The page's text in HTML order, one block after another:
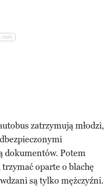
zatrzymują młodzi,
dokumentów. Potem
oparte o blachę
są tylko mężczyźni.